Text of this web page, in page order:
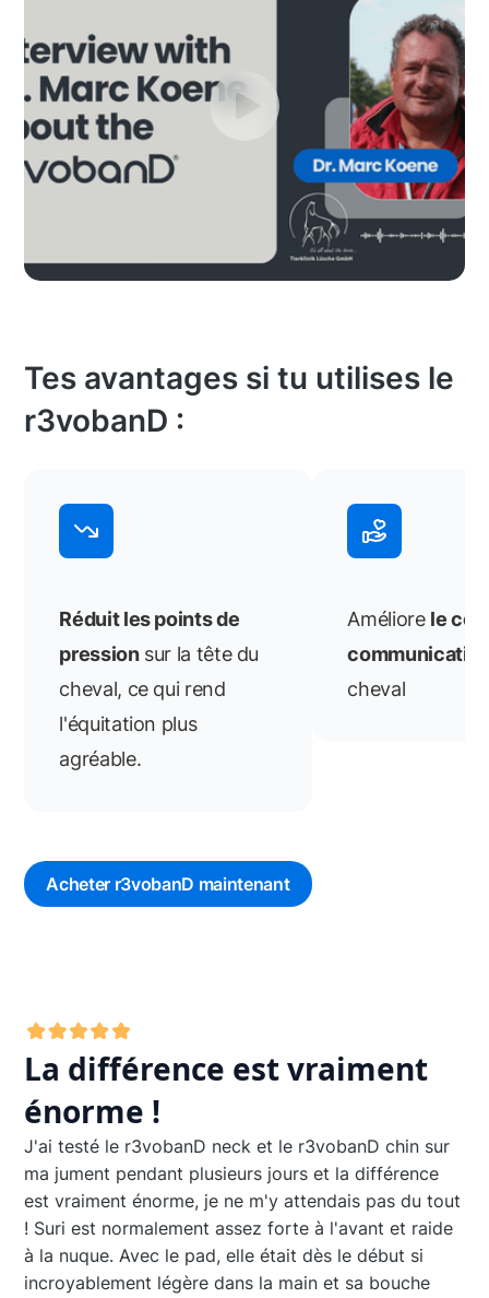
Tes avantages si tu utilises le
r3vobanD :
Réduit les points de
pressionsur la tête du
cheval, ce qui rend
l'équitation plus
agréable.
Améliore le
cheval
Acheter r3vobanD maintenant
La différence est vraiment
énorme !
J'ai testé le r3vobanD neck et le r3vobanD chin sur
ma jument pendant plusieurs jours et la différence
est vraiment énorme, je ne m'y attendais pas du tout
! Suri est normalement assez forte à l'avant et raide
à la nuque. Avec le pad, elle était dès le début si
incroyablement légère dans la main et sa bouche